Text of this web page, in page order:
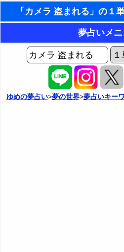
東洋・西洋
ホラリー
手相占いで
タロットカー
命名の
夢占いメ
AIゆめの夢占いチャット
ヨセフの夢占い
夢占い掲示板
ゆめの夢占い>夢の世界>夢占いキー